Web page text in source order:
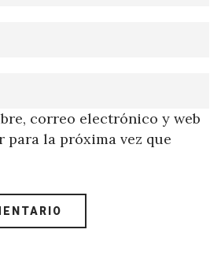
correo electrónico y web
para la próxima vez que